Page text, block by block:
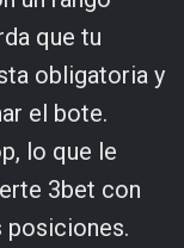
que tu
obligatoria y
el bote.
lo que le
3bet con
posiciones.